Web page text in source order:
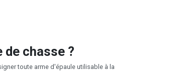
chasse ?
toute arme d'épaule utilisable à la